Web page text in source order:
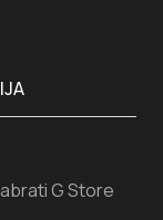
G Store